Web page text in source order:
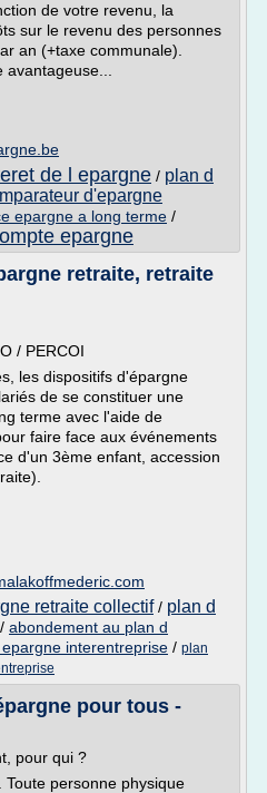
de votre revenu, la
sur le revenu des personnes
an (+taxe communale).
de l epargne / plan d
d'epargne
epargne a long terme /
epargne
retraite, retraite
/ PERCOI
les dispositifs d'épargne
de se constituer une
terme avec l'aide de
faire face aux événements
d'un 3ème enfant, accession
retraite collectif/ plan d
abondement au plan d
interentreprise / plan
pour tous -
pour qui ?
Toute personne physique